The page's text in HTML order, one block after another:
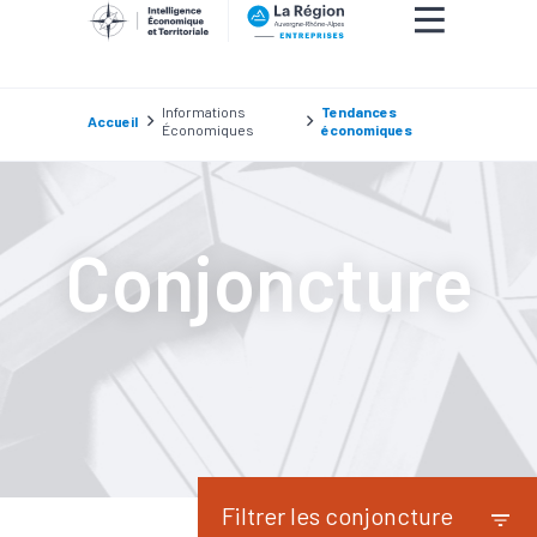
Accueil
Informations
Économiques
Tendances
économiques
Conjoncture
Filtrer les conjoncture